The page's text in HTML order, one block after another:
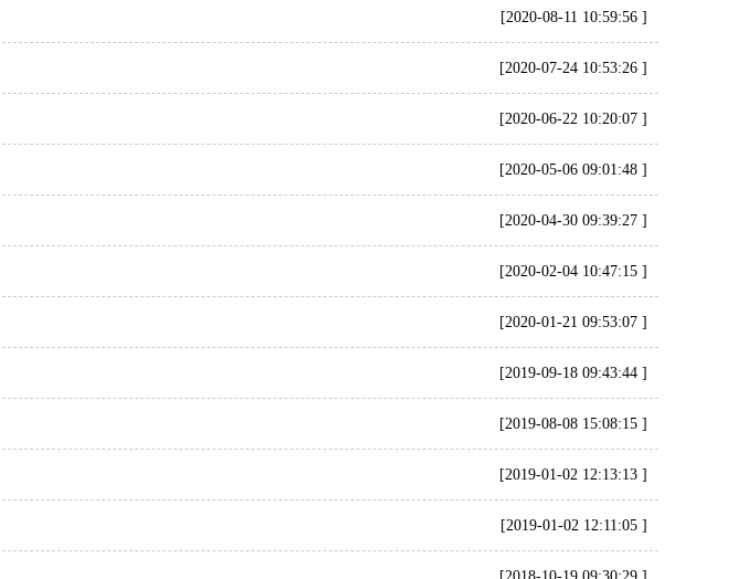
[2020-08-11 10:59:56 ]
[2020-07-24 10:53:26 ]
[2020-06-22 10:20:07 ]
[2020-05-06 09:01:48 ]
[2020-04-30 09:39:27 ]
[2020-02-04 10:47:15 ]
[2020-01-21 09:53:07 ]
[2019-09-18 09:43:44 ]
[2019-08-08 15:08:15 ]
[2019-01-02 12:13:13 ]
[2019-01-02 12:11:05 ]